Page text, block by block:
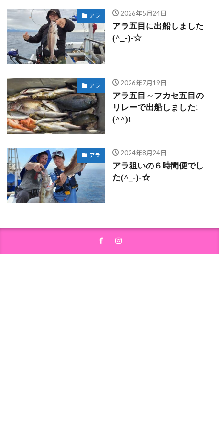
アラ 2026年5月24日
アラ五目に出船しました
(^_-)-☆
アラ 2026年7月19日
アラ五目～フカセ五目の
リレーで出船しました!
(^^)!
アラ 2024年8月24日
アラ狙いの６時間便でし
た(^_-)-☆